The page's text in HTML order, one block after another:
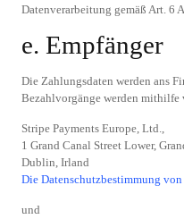
Datenverarbeitung gemäß Art. 6
e. Empfänger
Die Zahlungsdaten werden ans
Bezahlvorgänge werden mithilfe
Stripe Payments Europe, Ltd.,
1 Grand Canal Street Lower,
Dublin, Irland
Die Datenschutzbestimmung
und